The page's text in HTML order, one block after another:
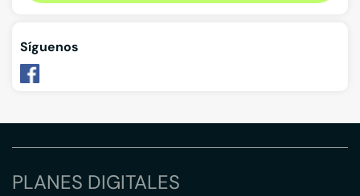
Síguenos
PLANES DIGITALES